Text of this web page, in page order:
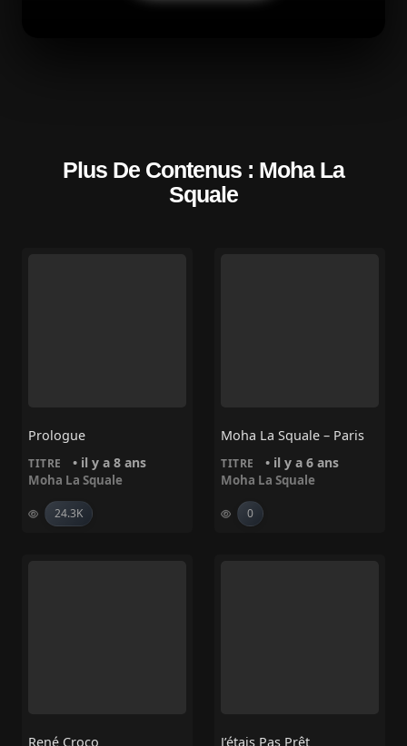
Plus De Contenus : Moha La
Squale
Prologue
TITRE • il y a 8 ans
Moha La Squale
24.3K
Moha La Squale – Paris
TITRE • il y a 6 ans
Moha La Squale
0
René Croco J’étais Pas Prêt